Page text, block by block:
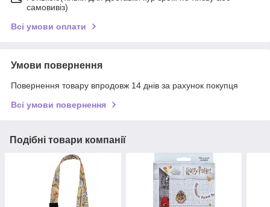
самовивіз)
Всі умови оплати
Умови повернення
Повернення товару впродовж 14 днів за рахунок покупця
Всі умови повернення
Подібні товари компанії